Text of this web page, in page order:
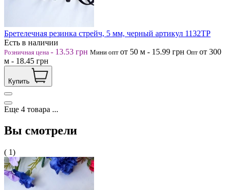
Бретелечная резинка стрейч, 5 мм, черный артикул 1132ТР
Есть в наличии
Розничная цена - 13.53 грн Мини опт от 50 м - 15.99 грн Опт от 300
м - 18.45 грн
Купить
Еще 4 товара ...
Вы смотрели
( 1)